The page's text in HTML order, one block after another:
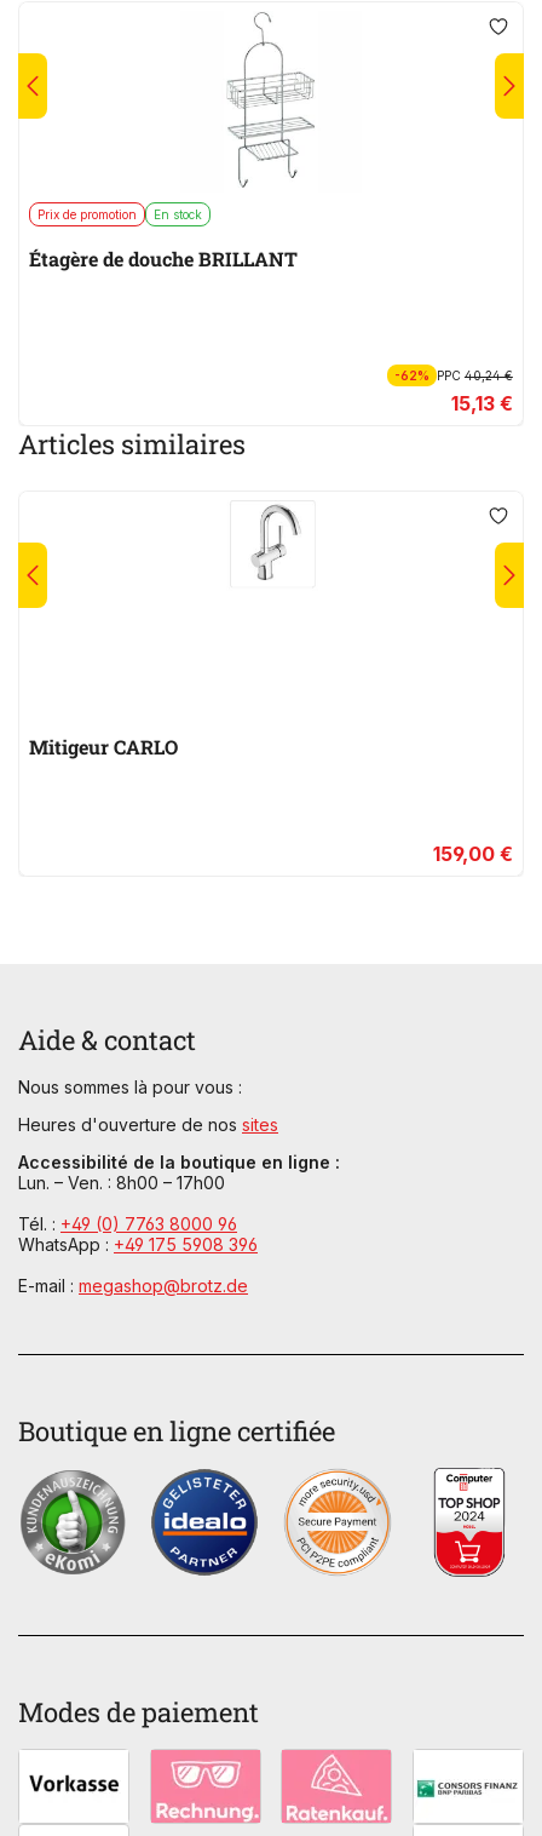
Prix de promotion En stock
Étagère de douche BRILLANT
-62% PPC40,24 €
15,13 €
Articles similaires
Mitigeur CARLO
159,00 €
Aide & contact
Nous sommes là pour vous :
Heures d'ouverture de nos sites
Accessibilité de la boutique en ligne :
Lun. – Ven. : 8h00 – 17h00
Tél. : +49 (0) 7763 8000 96
WhatsApp : +49 175 5908 396
E-mail : megashop@brotz.de
Boutique en ligne certifiée
Modes de paiement